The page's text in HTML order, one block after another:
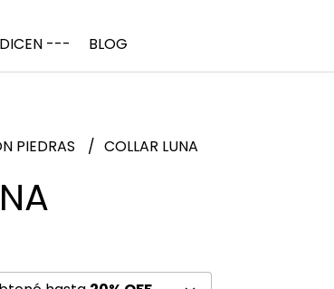
DICEN --- BLOG
PIEDRAS COLLAR LUNA